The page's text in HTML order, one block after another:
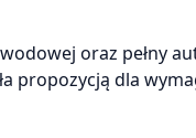
oraz pełny
propozycją dla